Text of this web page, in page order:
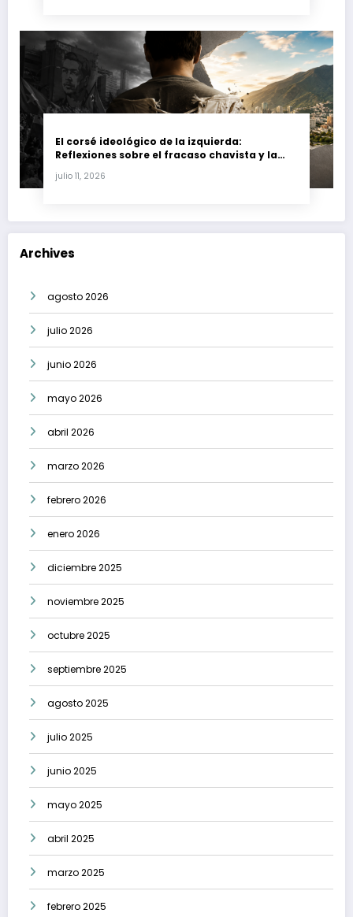
El corsé ideológico de la izquierda:
Reflexiones sobre el fracaso chavista y la
julio 11, 2026
Archives
agosto 2026
julio 2026
junio 2026
mayo 2026
abril 2026
marzo 2026
febrero 2026
enero 2026
diciembre 2025
noviembre 2025
octubre 2025
septiembre 2025
agosto 2025
julio 2025
junio 2025
mayo 2025
abril 2025
marzo 2025
febrero 2025